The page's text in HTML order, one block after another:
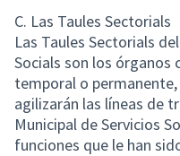
C. Las Taules Sectorials
Las Taules Sectorials
Socials son los órganos
temporal o
agilizarán las líneas de
Municipal de Servicios
funciones que le han